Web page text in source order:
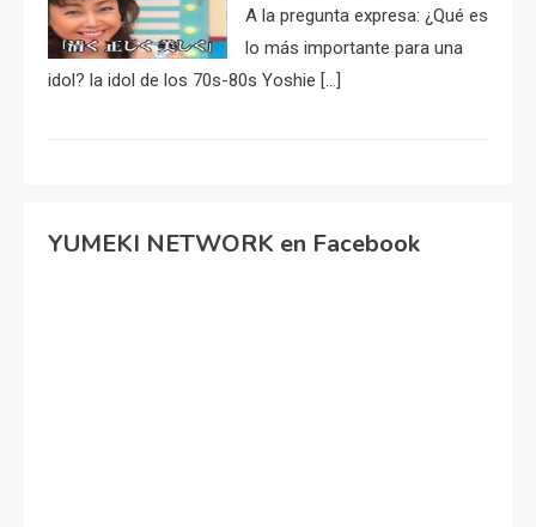
A la pregunta expresa: ¿Qué es
lo más importante para una
idol? la idol de los 70s-80s Yoshie […]
YUMEKI NETWORK en Facebook